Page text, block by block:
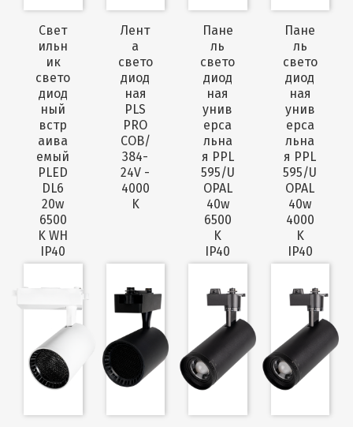
Cвет
ильн
ик
свето
диод
ный
встр
аива
емый
PLED
DL6
20w
6500
K WH
IP40
Лент
а
свето
диод
ная
PLS
PRO
COB/
384-
24V -
4000
K
Пане
ль
свето
диод
ная
унив
ерса
льна
я PPL
595/U
OPAL
40w
6500
K
IP40
Пане
ль
свето
диод
ная
унив
ерса
льна
я PPL
595/U
OPAL
40w
4000
K
IP40